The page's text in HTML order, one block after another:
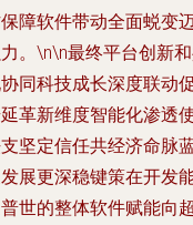
障软件带动全面蜕变
。\n\n最终平台创新
同科技成长深度联动
革新维度智能化渗透
坚定信任共经济命脉
展更深稳键策在开发
世的整体软件赋能向